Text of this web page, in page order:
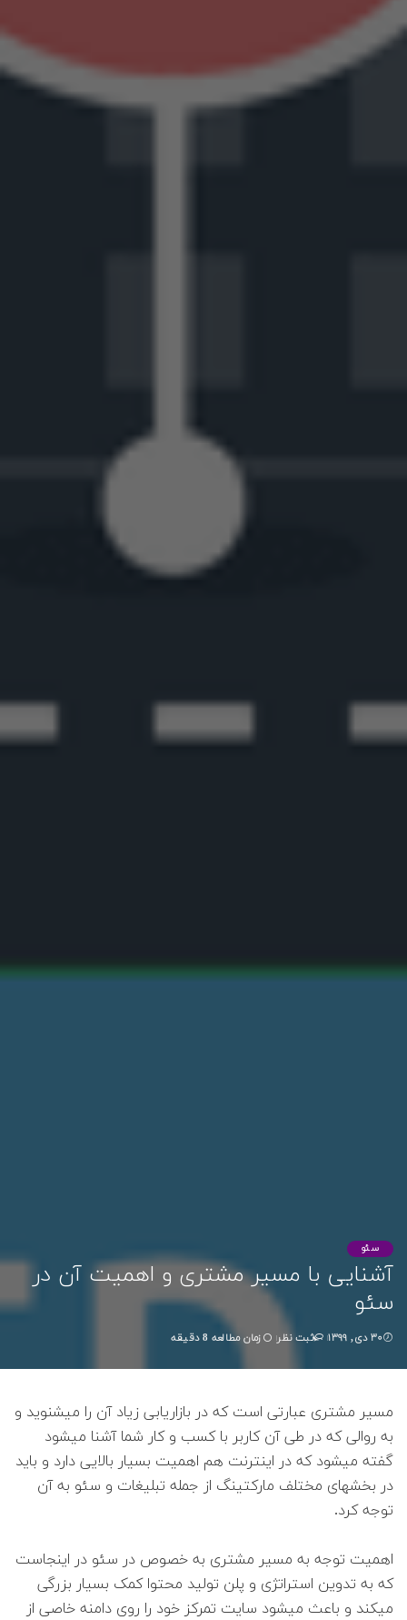
سئو
آشنایی با مسیر مشتری و اهمیت آن در
سئو
۳۰ دی, ۱۳۹۹ ثبت نظر زمان مطالعه 8 دقیقه
مسیر مشتری عبارتی است که در بازاریابی زیاد آن را میشنوید و
به روالی که در طی آن کاربر با کسب و کار شما آشنا میشود
گفته میشود که در اینترنت هم اهمیت بسیار بالایی دارد و باید
در بخشهای مختلف مارکتینگ از جمله تبلیغات و سئو به آن
توجه کرد.
اهمیت توجه به مسیر مشتری به خصوص در سئو در اینجاست
که به تدوین استراتژی و پلن تولید محتوا کمک بسیار بزرگی
میکند و باعث میشود سایت تمرکز خود را روی دامنه خاصی از